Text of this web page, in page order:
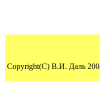
Copyright(C) В.И. Даль